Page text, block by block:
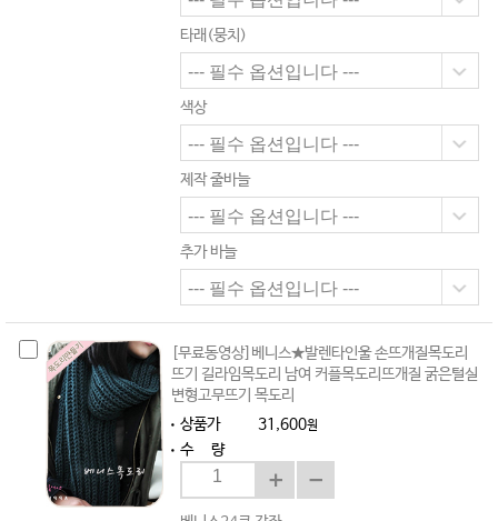
타래(뭉치)
색상
제작 줄바늘
추가 바늘
[무료동영상]베니스★발렌타인울 손뜨개질목도리
뜨기 길라임목도리 남여 커플목도리뜨개질 굵은털실
변형고무뜨기 목도리
상품가
31,600원
수 량